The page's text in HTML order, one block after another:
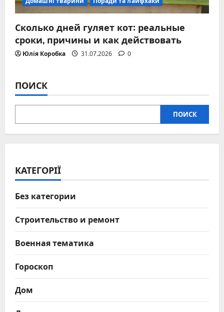
Сколько дней гуляет кот: реальные
сроки, причины и как действовать
Юлія Коробка 31.07.2026 0
ПОИСК
ПОИСК
КАТЕГОРІЇ
Без категории
Строительство и ремонт
Военная тематика
Гороскоп
Дом